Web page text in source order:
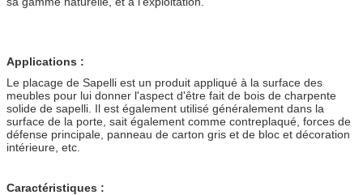
Applications :
Le placage de Sapelli est un produit appliqué à la surface des
meubles pour lui donner l'aspect d'être fait de bois de charpente
solide de sapelli. Il est également utilisé généralement dans la
surface de la porte, sait également comme contreplaqué, forces de
défense principale, panneau de carton gris et de bloc et décoration
intérieure, etc.
Caractéristiques :